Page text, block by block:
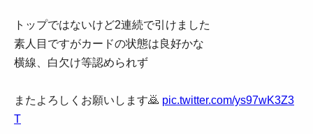
トップではないけど2連続で引けました
素人目ですがカードの状態は良好かな
横線、白欠け等認められず
またよろしくお願いします🙇 pic.twitter.com/ys97wK3Z3
T